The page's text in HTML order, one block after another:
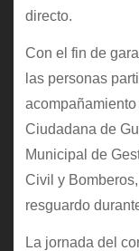
directo.
Con el fin de
las personas
Ciudadana de
Municipal de
Civil y
resguardo
La jornada del